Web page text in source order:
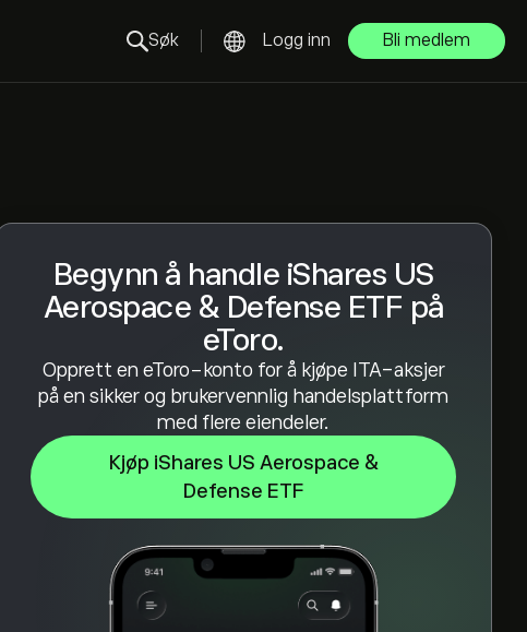
Søk Logg inn Bli medlem
Begynn å handle iShares US
Aerospace & Defense ETF på
eToro.
Opprett en eToro-konto for å kjøpe ITA-aksjer
på en sikker og brukervennlig handelsplattform
med flere eiendeler.
Kjøp iShares US Aerospace &
Defense ETF